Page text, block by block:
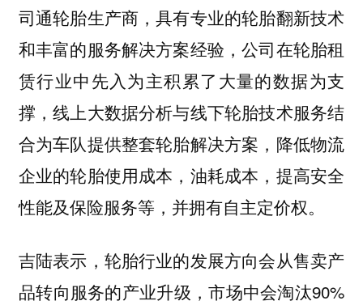
司通轮胎生产商，具有专业的轮胎翻新技术
和丰富的服务解决方案经验，公司在轮胎租
赁行业中先入为主积累了大量的数据为支
撑，线上大数据分析与线下轮胎技术服务结
合为车队提供整套轮胎解决方案，降低物流
企业的轮胎使用成本，油耗成本，提高安全
性能及保险服务等，并拥有自主定价权。
吉陆表示，轮胎行业的发展方向会从售卖产
品转向服务的产业升级，市场中会淘汰90%